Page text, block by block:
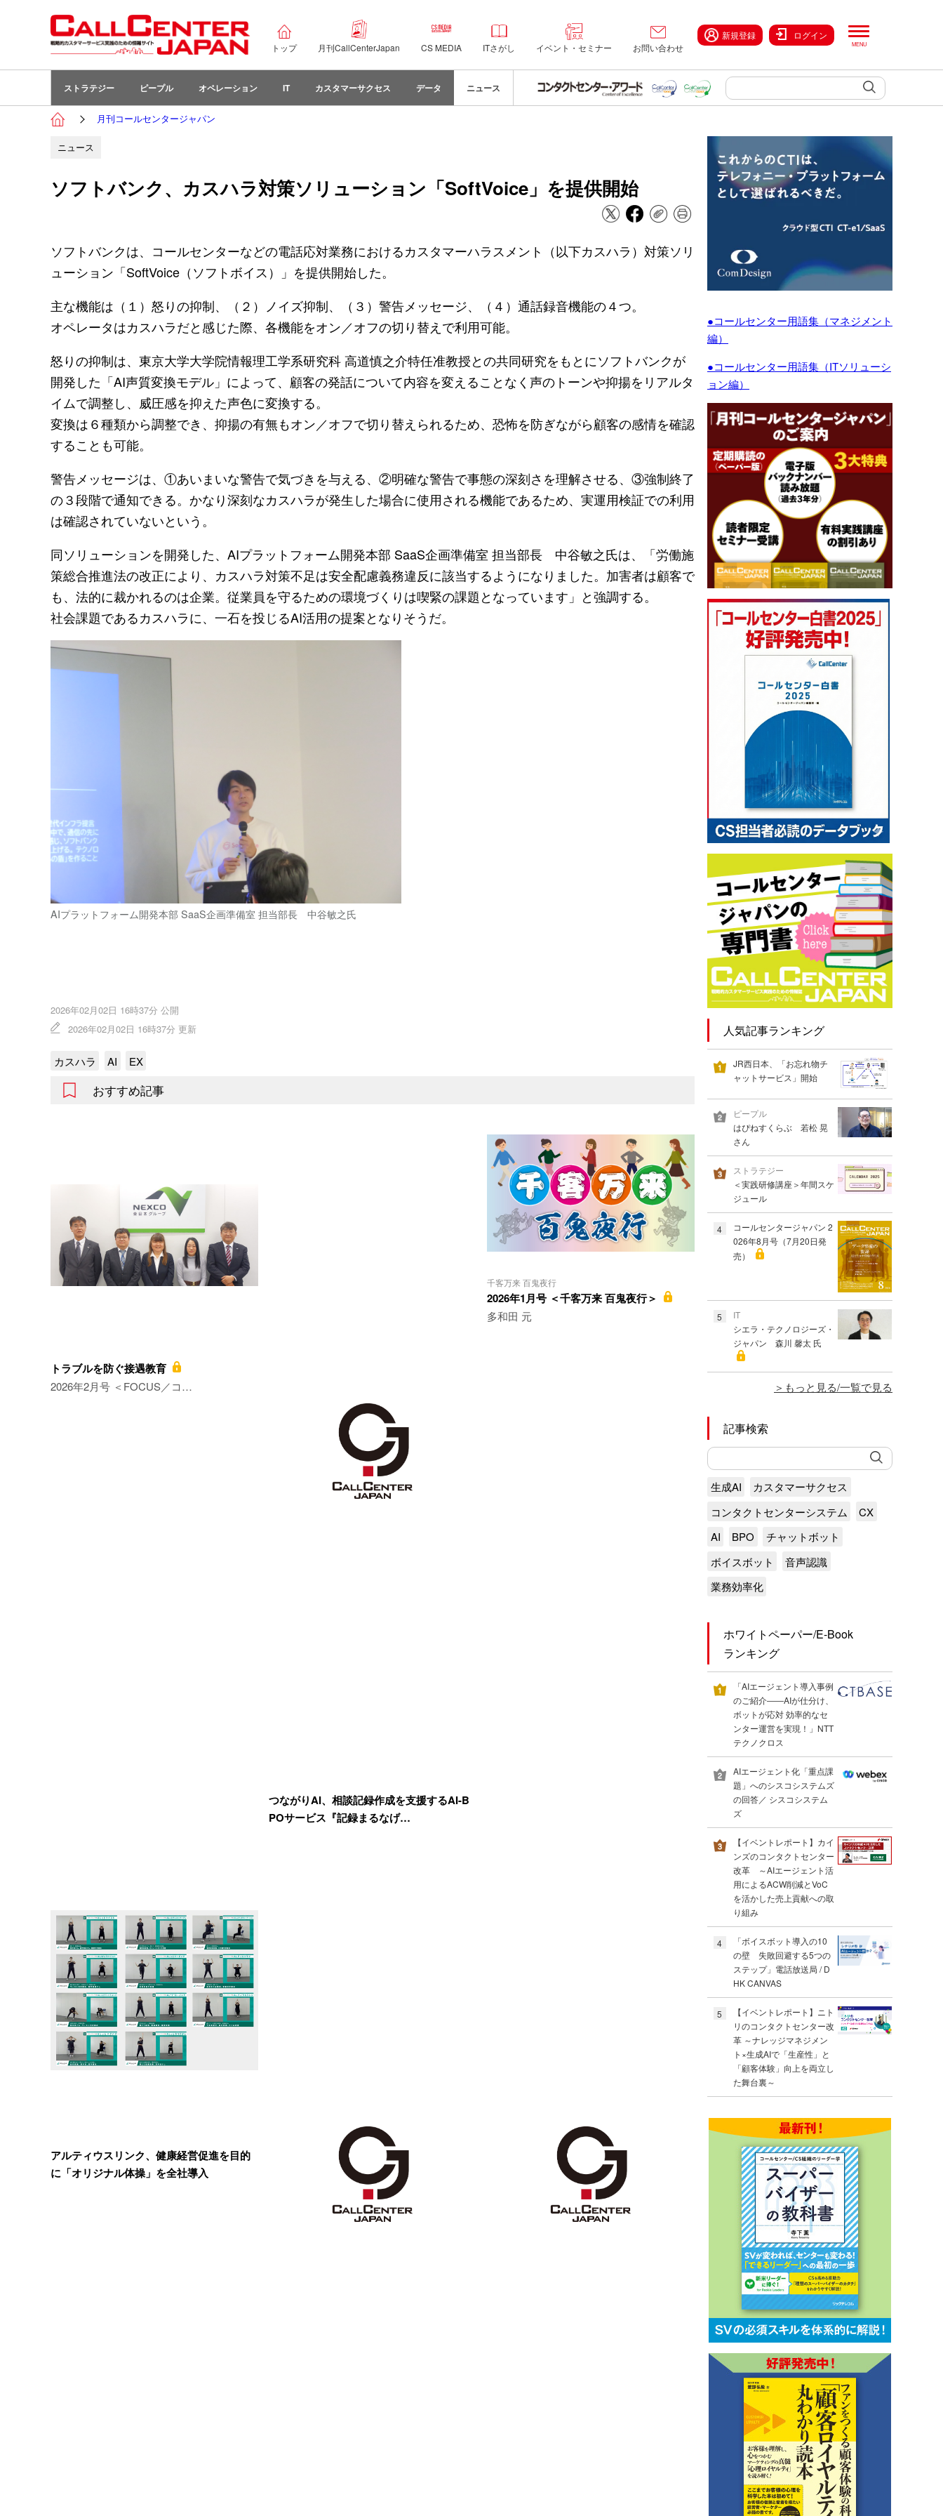
トップ 月刊CallCenterJapan CS MEDIA ITさがし イベント・セミナー お問い合わせ
新規登録 ログイン
ストラテジー ピープル オペレーション IT カスタマーサクセス データ ニュース
月刊コールセンタージャパン
ニュース
ソフトバンク、カスハラ対策ソリューション「SoftVoice」を提供開始
ソフトバンクは、コールセンターなどの電話応対業務におけるカスタマーハラスメント（以下カスハラ）対策ソリ
ューション「SoftVoice（ソフトボイス）」を提供開始した。
主な機能は（１）怒りの抑制、（２）ノイズ抑制、（３）警告メッセージ、（４）通話録音機能の４つ。
オペレータはカスハラだと感じた際、各機能をオン／オフの切り替えで利用可能。
怒りの抑制は、東京大学大学院情報理工学系研究科 高道慎之介特任准教授との共同研究をもとにソフトバンクが
開発した「AI声質変換モデル」によって、顧客の発話について内容を変えることなく声のトーンや抑揚をリアルタ
イムで調整し、威圧感を抑えた声色に変換する。
変換は６種類から調整でき、抑揚の有無もオン／オフで切り替えられるため、恐怖を防ぎながら顧客の感情を確認
することも可能。
警告メッセージは、①あいまいな警告で気づきを与える、②明確な警告で事態の深刻さを理解させる、③強制終了
の３段階で通知できる。かなり深刻なカスハラが発生した場合に使用される機能であるため、実運用検証での利用
は確認されていないという。
同ソリューションを開発した、AIプラットフォーム開発本部 SaaS企画準備室 担当部長 中谷敏之氏は、「労働施
策総合推進法の改正により、カスハラ対策不足は安全配慮義務違反に該当するようになりました。加害者は顧客で
も、法的に裁かれるのは企業。従業員を守るための環境づくりは喫緊の課題となっています」と強調する。
社会課題であるカスハラに、一石を投じるAI活用の提案となりそうだ。
AIプラットフォーム開発本部 SaaS企画準備室 担当部長 中谷敏之氏
2026年02月02日 16時37分 公開
2026年02月02日 16時37分 更新
カスハラ AI EX
おすすめ記事
トラブルを防ぐ接遇教育
2026年2月号 ＜FOCUS／コ…
つながりAI、相談記録作成を支援するAI-B
POサービス『記録まるなげ…
千客万来 百鬼夜行
2026年1月号 ＜千客万来 百鬼夜行＞
多和田 元
アルティウスリンク、健康経営促進を目的
に「オリジナル体操」を全社導入
●コールセンター用語集（マネジメント
編）
●コールセンター用語集（ITソリューシ
ョン編）
人気記事ランキング
JR西日本、「お忘れ物チ
ャットサービス」開始
ピープル
はぴねすくらぶ 若松 晃
さん
ストラテジー
＜実践研修講座＞年間スケ
ジュール
4
コールセンタージャパン 2
026年8月号（7月20日発
売）
5
IT
シエラ・テクノロジーズ・
ジャパン 森川 馨太 氏
もっと見る/一覧で見る
記事検索
生成AI
カスタマーサクセス
コンタクトセンターシステム
CX
AI
BPO
チャットボット
ボイスボット
音声認識
業務効率化
ホワイトペーパー/E-Book
ランキング
「AIエージェント導入事例
のご紹介――AIが仕分け、
ボットが応対 効率的なセ
ンター運営を実現！」NTT
テクノクロス
AIエージェント化「重点課
題」へのシスコシステムズ
の回答／ シスコシステム
ズ
【イベントレポート】カイ
ンズのコンタクトセンター
改革 ～AIエージェント活
用によるACW削減とVoC
を活かした売上貢献への取
り組み
4
「ボイスボット導入の10
の壁 失敗回避する5つの
ステップ」電話放送局 / D
HK CANVAS
5
【イベントレポート】ニト
リのコンタクトセンター改
革 ～ナレッジマネジメン
ト×生成AIで「生産性」と
「顧客体験」向上を両立し
た舞台裏～